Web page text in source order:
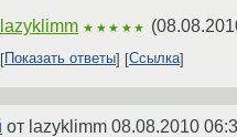
lazyklimm ★★★★★ (
Показать ответы Ссылка
от lazyklimm 08.08.2010